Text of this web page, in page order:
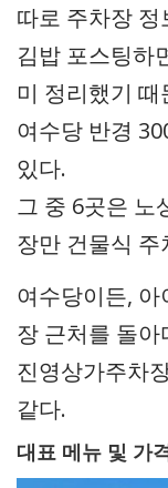
따로 주차장
김밥 포스팅하
미 정리했기 때
여수당 반경
있다.
그 중 6곳은 노
장만 건물식 주
여수당이든,
장 근처를 돌
진영상가주차
같다.
대표 메뉴 및 가